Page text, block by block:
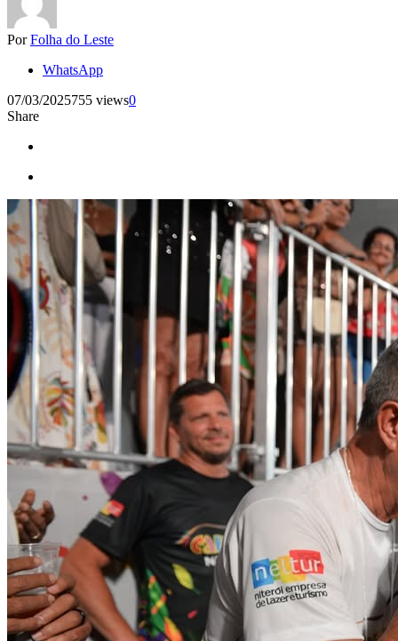
Por Folha do Leste
WhatsApp
07/03/2025755 views0
Share